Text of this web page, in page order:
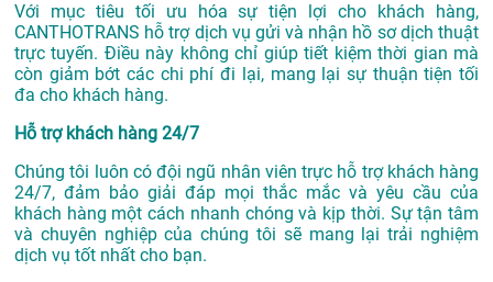
Với mục tiêu tối ưu hóa sự tiện lợi cho khách hàng,
CANTHOTRANS hỗ trợ dịch vụ gửi và nhận hồ sơ dịch thuật
trực tuyến. Điều này không chỉ giúp tiết kiệm thời gian mà
còn giảm bớt các chi phí đi lại, mang lại sự thuận tiện tối
đa cho khách hàng.
Hỗ trợ khách hàng 24/7
Chúng tôi luôn có đội ngũ nhân viên trực hỗ trợ khách hàng
24/7, đảm bảo giải đáp mọi thắc mắc và yêu cầu của
khách hàng một cách nhanh chóng và kịp thời. Sự tận tâm
và chuyên nghiệp của chúng tôi sẽ mang lại trải nghiệm
dịch vụ tốt nhất cho bạn.